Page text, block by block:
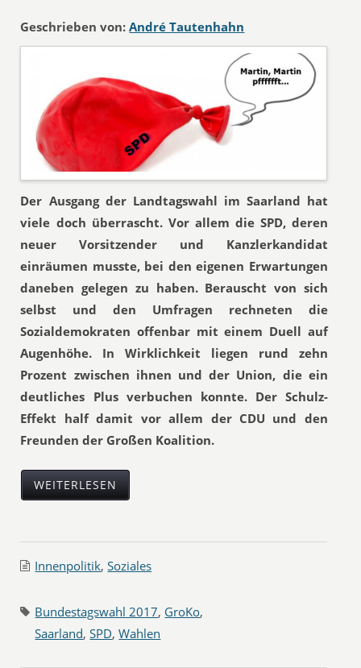
Geschrieben von: André Tautenhahn
Der Ausgang der Landtagswahl im Saarland hat
viele doch überrascht. Vor allem die SPD, deren
neuer Vorsitzender und Kanzlerkandidat
einräumen musste, bei den eigenen Erwartungen
daneben gelegen zu haben. Berauscht von sich
selbst und den Umfragen rechneten die
Sozialdemokraten offenbar mit einem Duell auf
Augenhöhe. In Wirklichkeit liegen rund zehn
Prozent zwischen ihnen und der Union, die ein
deutliches Plus verbuchen konnte. Der Schulz-
Effekt half damit vor allem der CDU und den
Freunden der Großen Koalition.
WEITERLESEN
Innenpolitik,Soziales
Bundestagswahl 2017, GroKo,
Saarland,SPD,Wahlen